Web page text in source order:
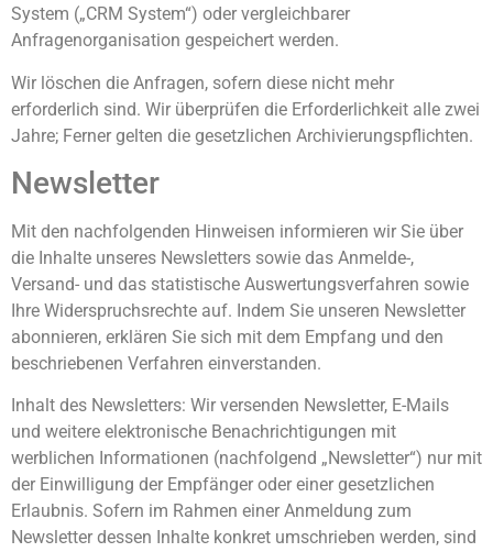
System („CRM System“) oder vergleichbarer
Anfragenorganisation gespeichert werden.
Wir löschen die Anfragen, sofern diese nicht mehr
erforderlich sind. Wir überprüfen die Erforderlichkeit alle zwei
Jahre; Ferner gelten die gesetzlichen Archivierungspflichten.
Newsletter
Mit den nachfolgenden Hinweisen informieren wir Sie über
die Inhalte unseres Newsletters sowie das Anmelde-,
Versand- und das statistische Auswertungsverfahren sowie
Ihre Widerspruchsrechte auf. Indem Sie unseren Newsletter
abonnieren, erklären Sie sich mit dem Empfang und den
beschriebenen Verfahren einverstanden.
Inhalt des Newsletters: Wir versenden Newsletter, E-Mails
und weitere elektronische Benachrichtigungen mit
werblichen Informationen (nachfolgend „Newsletter“) nur mit
der Einwilligung der Empfänger oder einer gesetzlichen
Erlaubnis. Sofern im Rahmen einer Anmeldung zum
Newsletter dessen Inhalte konkret umschrieben werden, sind